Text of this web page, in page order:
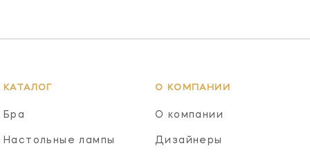
КАТАЛОГ
Бра
Настольные лампы
О КОМПАНИИ
О компании
Дизайнеры